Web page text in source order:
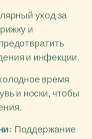
уход за
и
и инфекции.
время
и носки, чтобы
Поддержание